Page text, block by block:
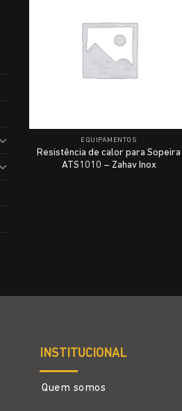
EQUIPAMENTOS
Resistência de calor para Sopeira
ATS1010 – Zahav Inox
INSTITUCIONAL
Quem somos